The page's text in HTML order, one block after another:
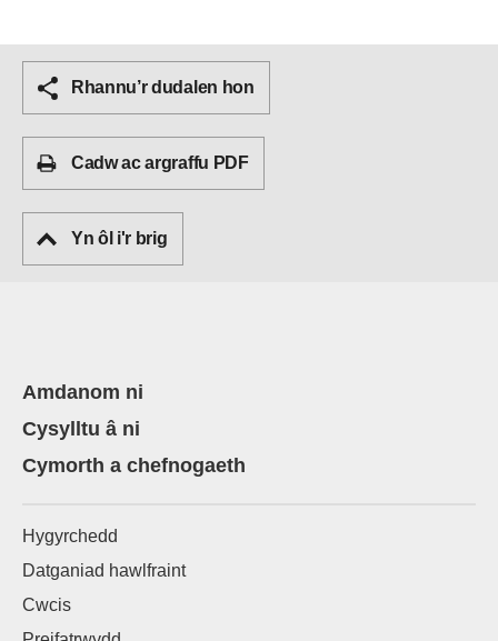
Rhannu’r dudalen hon
Cadw ac argraffu PDF
Yn ôl i'r brig
Amdanom ni
Cysylltu â ni
Cymorth a chefnogaeth
Hygyrchedd
Datganiad hawlfraint
Cwcis